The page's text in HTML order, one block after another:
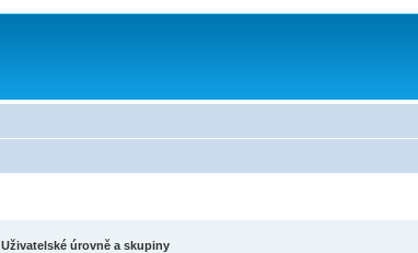
Uživatelské úrovně a skupiny